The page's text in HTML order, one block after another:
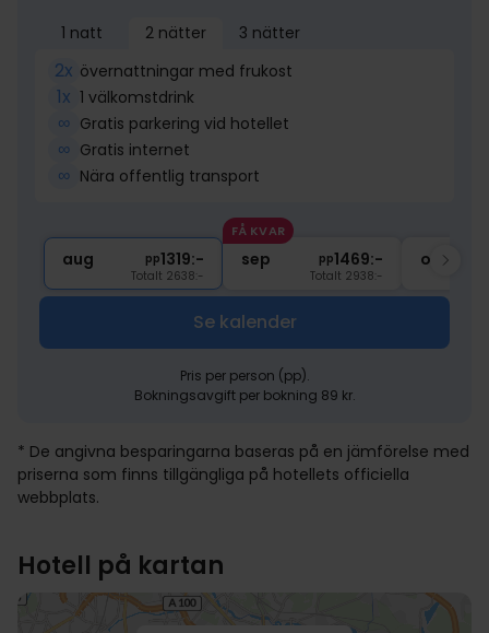
1 natt 2 nätter 3 nätter
2x övernattningar med frukost
1x 1 välkomstdrink
∞ Gratis parkering vid hotellet
∞ Gratis internet
∞ Nära offentlig transport
aug pp1319:-
Totalt 2638:-
FÅ KVAR
sep pp1469:-
Totalt 2938:-
okt
Se kalender
Pris per person (pp).
Bokningsavgift per bokning 89 kr.
* De angivna besparingarna baseras på en jämförelse med
priserna som finns tillgängliga på hotellets officiella
webbplats.
Hotell på kartan